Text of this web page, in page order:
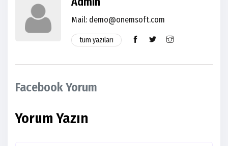
Mail: demo@onemsoft.com
tüm yazıları
Facebook Yorum
Yorum Yazın